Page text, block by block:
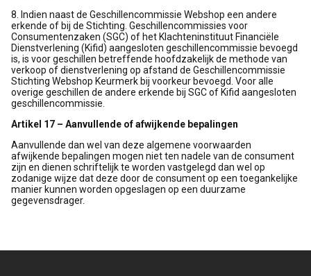
8. Indien naast de Geschillencommissie Webshop een andere
erkende of bij de Stichting. Geschillencommissies voor
Consumentenzaken (SGC) of het Klachteninstituut Financiële
Dienstverlening (Kifid) aangesloten geschillencommissie bevoegd
is, is voor geschillen betreffende hoofdzakelijk de methode van
verkoop of dienstverlening op afstand de Geschillencommissie
Stichting Webshop Keurmerk bij voorkeur bevoegd. Voor alle
overige geschillen de andere erkende bij SGC of Kifid aangesloten
geschillencommissie.
Artikel 17 – Aanvullende of afwijkende bepalingen
Aanvullende dan wel van deze algemene voorwaarden
afwijkende bepalingen mogen niet ten nadele van de consument
zijn en dienen schriftelijk te worden vastgelegd dan wel op
zodanige wijze dat deze door de consument op een toegankelijke
manier kunnen worden opgeslagen op een duurzame
gegevensdrager.